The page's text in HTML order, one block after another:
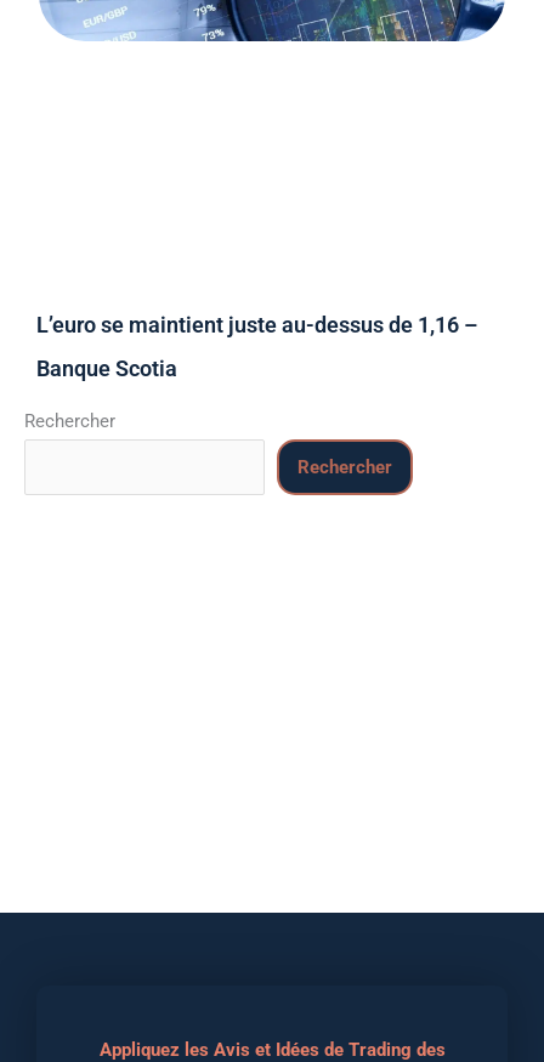
L’euro se maintient juste au-dessus de 1,16 –
Banque Scotia
Rechercher
Rechercher
Appliquez les Avis et Idées de Trading des